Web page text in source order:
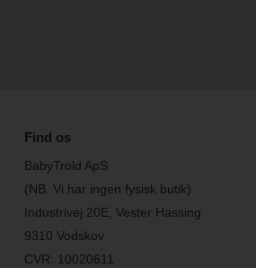
Find os
BabyTrold ApS
(NB. Vi har ingen fysisk butik)
Industrivej 20E, Vester Hassing
9310 Vodskov
CVR: 10020611